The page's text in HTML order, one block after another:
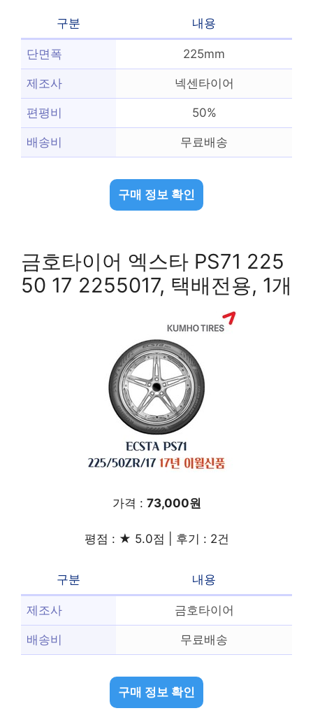
구분 내용
단면폭 225mm
제조사 넥센타이어
편평비 50%
배송비 무료배송
구매 정보 확인
금호타이어 엑스타 PS71 225
50 17 2255017, 택배전용, 1개
가격 : 73,000원
평점 : ★ 5.0점 | 후기 : 2건
구분 내용
제조사 금호타이어
배송비 무료배송
구매 정보 확인